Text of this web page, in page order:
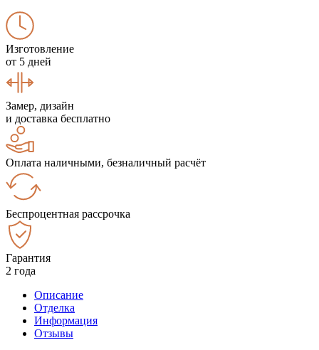
Изготовление
от 5 дней
Замер, дизайн
и доставка бесплатно
Оплата наличными, безналичный расчёт
Беспроцентная рассрочка
Гарантия
2 года
Описание
Отделка
Информация
Отзывы